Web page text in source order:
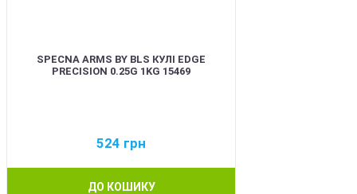
SPECNA ARMS BY BLS КУЛІ EDGE
PRECISION 0.25G 1KG 15469
524 грн
ДО КОШИКУ